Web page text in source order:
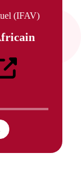
(IFAV)